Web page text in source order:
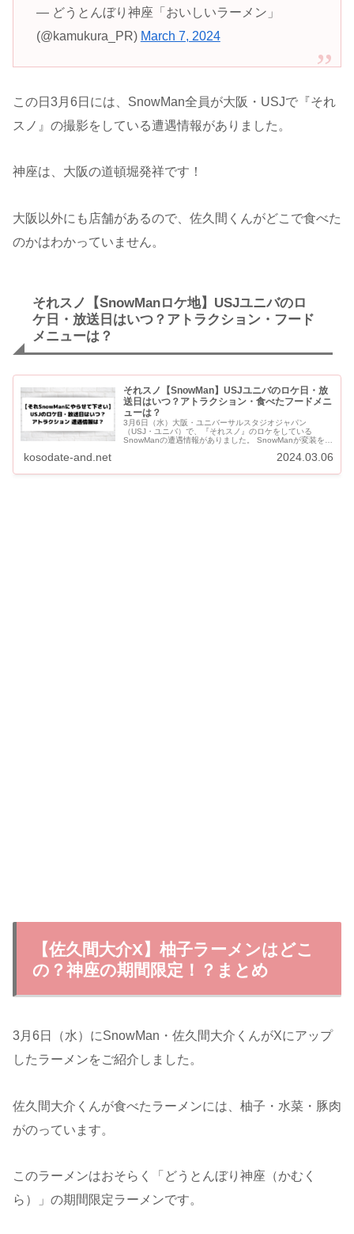
— どうとんぼり神座「おいしいラーメン」
(@kamukura_PR) March 7, 2024
この日3月6日には、SnowMan全員が大阪・USJで『それ
スノ』の撮影をしている遭遇情報がありました。
神座は、大阪の道頓堀発祥です！
大阪以外にも店舗があるので、佐久間くんがどこで食べた
のかはわかっていません。
それスノ【SnowManロケ地】USJユニバのロ
ケ日・放送日はいつ？アトラクション・フード
メニューは？
それスノ【SnowMan】USJユニバのロケ日・放
送日はいつ？アトラクション・食べたフードメニ
ューは？
3月6日（水）大阪・ユニバーサルスタジオジャパン
（USJ・ユニバ）で、『それスノ』のロケをしている
SnowManの遭遇情報がありました。 SnowManが変装をし
kosodate-and.net 2024.03.06
【佐久間大介X】柚子ラーメンはどこ
の？神座の期間限定！？まとめ
3月6日（水）にSnowMan・佐久間大介くんがXにアップ
したラーメンをご紹介しました。
佐久間大介くんが食べたラーメンには、柚子・水菜・豚肉
がのっています。
このラーメンはおそらく「どうとんぼり神座（かむく
ら）」の期間限定ラーメンです。